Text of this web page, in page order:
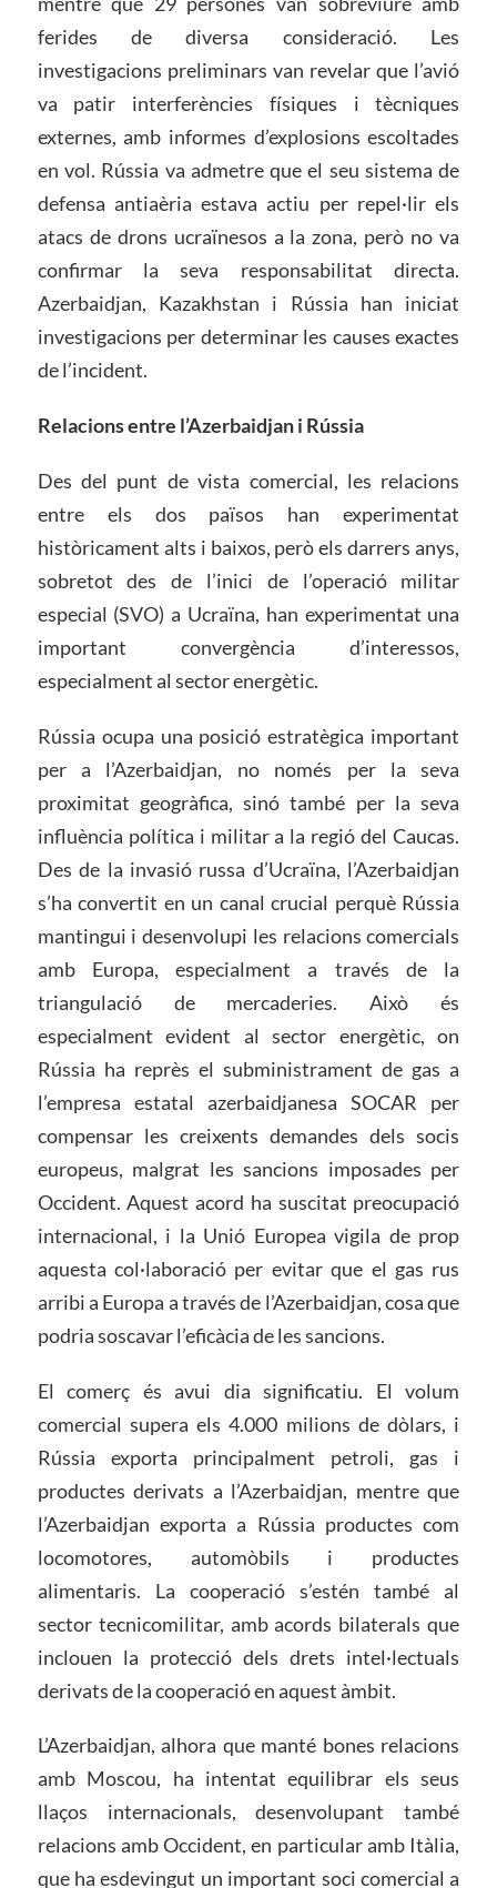
ferides de diversa consideració. Les
investigacions preliminars van revelar que l’avió
va patir interferències físiques i tècniques
externes, amb informes d’explosions escoltades
en vol. Rússia va admetre que el seu sistema de
defensa antiaèria estava actiu per repel·lir els
atacs de drons ucraïnesos a la zona, però no va
confirmar la seva responsabilitat directa.
Azerbaidjan, Kazakhstan i Rússia han iniciat
investigacions per determinar les causes exactes
de l’incident.
Relacions entre l’Azerbaidjan i Rússia
Des del punt de vista comercial, les relacions
entre els dos països han experimentat
històricament alts i baixos, però els darrers anys,
sobretot des de l’inici de l’operació militar
especial (SVO) a Ucraïna, han experimentat una
important convergència d’interessos,
especialment al sector energètic.
Rússia ocupa una posició estratègica important
per a l’Azerbaidjan, no només per la seva
proximitat geogràfica, sinó també per la seva
influència política i militar a la regió del Caucas.
Des de la invasió russa d’Ucraïna, l’Azerbaidjan
s’ha convertit en un canal crucial perquè Rússia
mantingui i desenvolupi les relacions comercials
amb Europa, especialment a través de la
triangulació de mercaderies. Això és
especialment evident al sector energètic, on
Rússia ha reprès el subministrament de gas a
l’empresa estatal azerbaidjanesa SOCAR per
compensar les creixents demandes dels socis
europeus, malgrat les sancions imposades per
Occident. Aquest acord ha suscitat preocupació
internacional, i la Unió Europea vigila de prop
aquesta col·laboració per evitar que el gas rus
arribi a Europa a través de l’Azerbaidjan, cosa que
podria soscavar l’eficàcia de les sancions.
El comerç és avui dia significatiu. El volum
comercial supera els 4.000 milions de dòlars, i
Rússia exporta principalment petroli, gas i
productes derivats a l’Azerbaidjan, mentre que
l’Azerbaidjan exporta a Rússia productes com
locomotores, automòbils i productes
alimentaris. La cooperació s’estén també al
sector tecnicomilitar, amb acords bilaterals que
inclouen la protecció dels drets intel·lectuals
derivats de la cooperació en aquest àmbit.
L’Azerbaidjan, alhora que manté bones relacions
amb Moscou, ha intentat equilibrar els seus
llaços internacionals, desenvolupant també
relacions amb Occident, en particular amb Itàlia,
que ha esdevingut un important soci comercial a